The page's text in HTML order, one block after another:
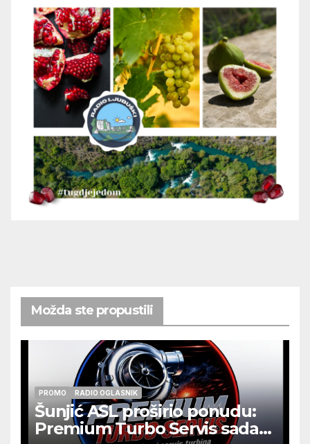
Možda ste propustili
PROMO RADIO OGLASNIK
Šunjić ASL proširio ponudu:
Premium Turbo Servis sada